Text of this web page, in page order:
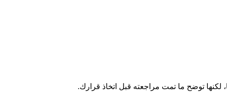
توضح ما تمت مراجعته قبل اتخاذ قرارك.